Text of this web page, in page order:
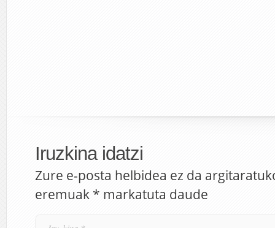
Iruzkina idatzi
Zure e-posta helbidea ez da
eremuak * markatuta daude